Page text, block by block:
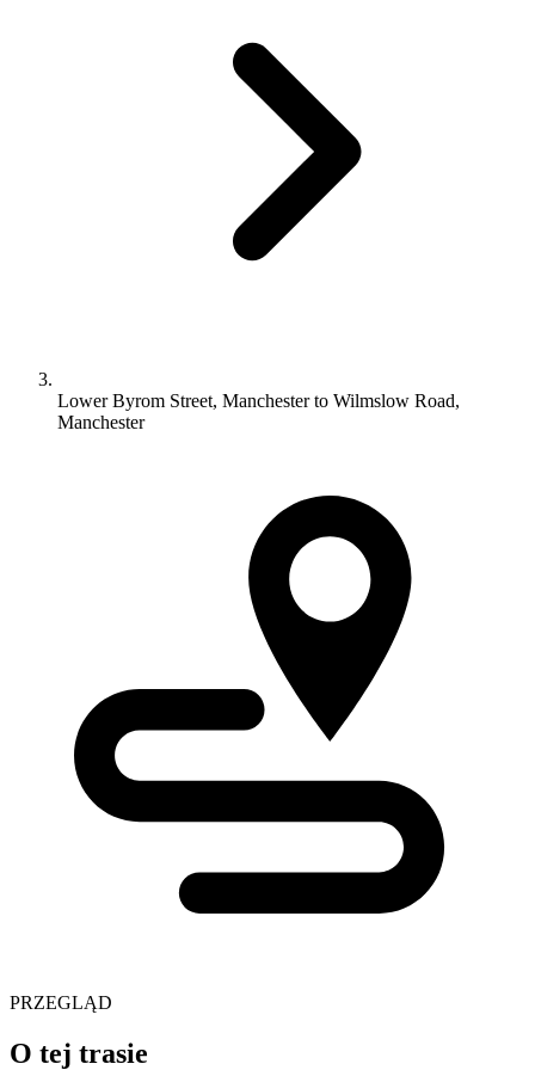
Lower Byrom Street, Manchester to Wilmslow Road,
Manchester
PRZEGLĄD
O tej trasie